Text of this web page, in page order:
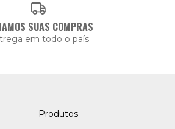
SUAS COMPRAS
em todo o país
Produtos